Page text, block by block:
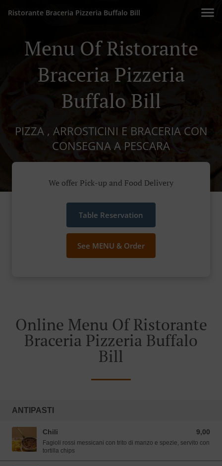
Ristorante Braceria Pizzeria Buffalo Bill
Menu Of Ristorante
Braceria Pizzeria
Buffalo Bill
PIZZA , ARROSTICINI E BRACERIA CON
CONSEGNA A PESCARA
We offer Pick-up and Food Delivery
Table Reservation
See MENU & Order
Online Menu Of Ristorante
Braceria Pizzeria Buffalo
Bill
ANTIPASTI
Chili 9,00
9,00 EUR
Fagioli rossi messicani con trito di manzo e spezie, servito con
tortilla chips